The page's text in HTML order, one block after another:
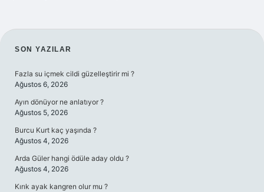
SIDEBAR
SON YAZILAR
Fazla su içmek cildi güzelleştirir mi ?
Ağustos 6, 2026
Ayın dönüyor ne anlatıyor ?
Ağustos 5, 2026
Burcu Kurt kaç yaşında ?
Ağustos 4, 2026
Arda Güler hangi ödüle aday oldu ?
Ağustos 4, 2026
Kırık ayak kangren olur mu ?